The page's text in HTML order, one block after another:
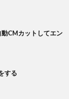
CMカットしてエン
する